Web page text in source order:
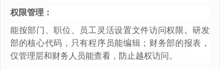
权限管理：
能按部门、职位、员工灵活设置文件访问权限。研发
部的核心代码，只有程序员能编辑；财务部的报表，
仅管理层和财务人员能查看，防止越权访问。